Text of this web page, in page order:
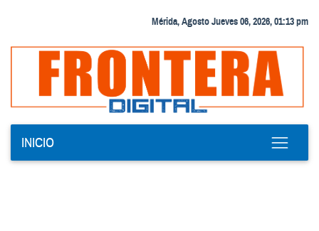
Mérida, Agosto Jueves 06, 2026, 01:13 pm
INICIO